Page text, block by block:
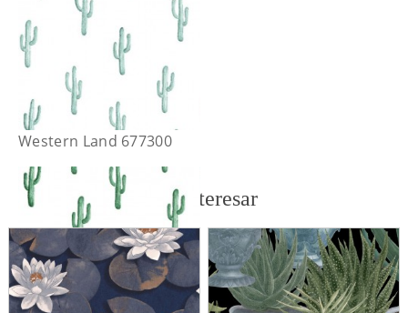
Western Land 677300
También te puede interesar